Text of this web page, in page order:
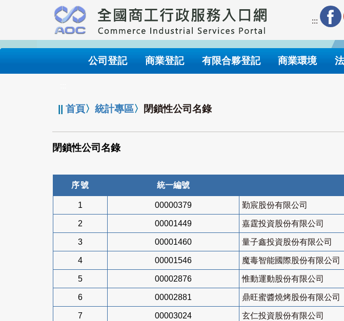
要
內
:::
公司登記 商業登記 有限合夥登記 商業環境
||首頁〉統計專區〉 閉鎖性公司名錄
閉鎖性公司名錄
序號 統一編號
1 00000379 勤宸股份有限公司
2 00001449 嘉霆投資股份有限公司
3 00001460 量子鑫投資股份有限公司
4 00001546 魔毒智能國際股份有限公司
5 00002876 惟動運動股份有限公司
6 00002881 鼎旺蜜醬燒烤股份有限公司
7 00003024 玄仁投資股份有限公司